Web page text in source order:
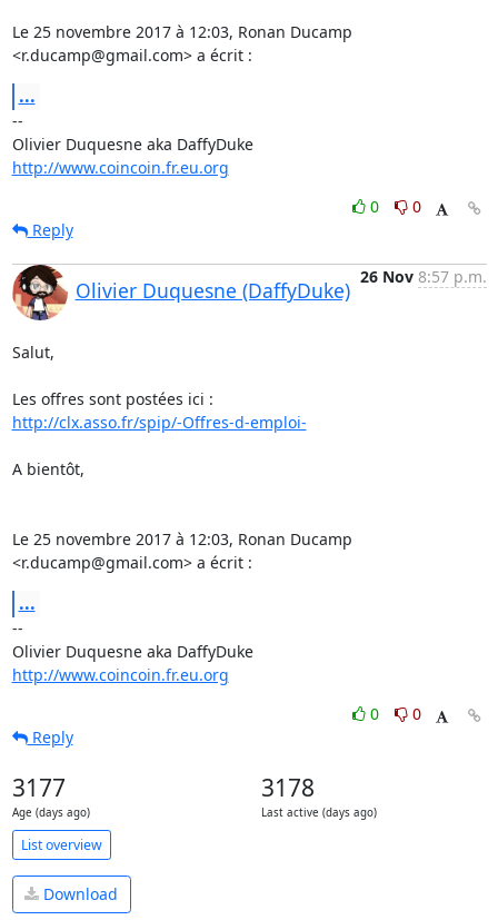
Le 25 novembre 2017 à 12:03, Ronan Ducamp
<r.ducamp@gmail.com> a écrit :
...
--
Olivier Duquesne aka DaffyDuke
http://www.coincoin.fr.eu.org
0
0
Reply
Olivier Duquesne (DaffyDuke)
26 Nov 8:57 p.m.
Salut,
http://clx.asso.fr/spip/-Offres-d-emploi-
A bientôt,
Le 25 novembre 2017 à 12:03, Ronan Ducamp
<r.ducamp@gmail.com> a écrit :
...
--
Olivier Duquesne aka DaffyDuke
http://www.coincoin.fr.eu.org
0
0
Reply
3177
Age (days ago)
3178
Last active (days ago)
List overview
Download